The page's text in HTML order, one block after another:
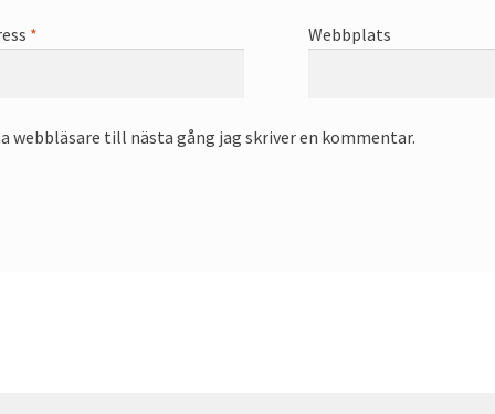
* Webbplats
webbläsare till nästa gång jag skriver en kommentar.